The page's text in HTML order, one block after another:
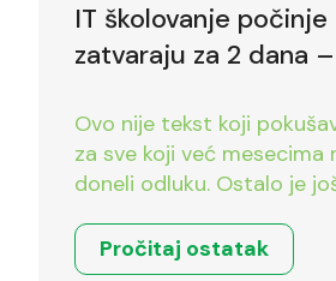
IT školovanje
zatvaraju za 2 dana
Ovo nije tekst koji
za sve koji već mesecima
doneli odluku. Ostalo je
Pročitaj ostatak